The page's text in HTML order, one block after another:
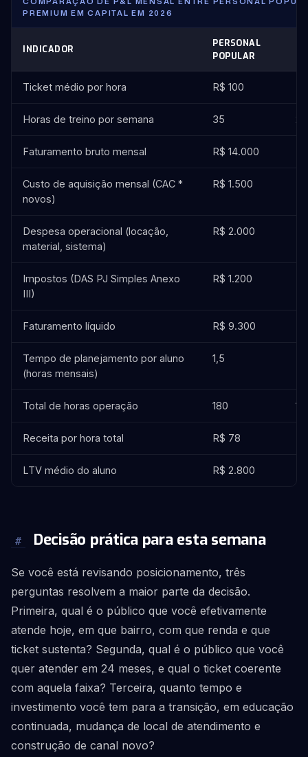
PREMIUM EM CAPITAL EM 2026
INDICADOR
PERSONAL
POPULAR
Ticket médio por hora R$ 100
Horas de treino por semana 35 20
Faturamento bruto mensal R$ 14.000
Custo de aquisição mensal (CAC *
novos)
R$ 1.500
Despesa operacional (locação,
material, sistema)
R$ 2.000
Impostos (DAS PJ Simples Anexo
III)
R$ 1.200
Faturamento líquido R$ 9.300
Tempo de planejamento por aluno
(horas mensais)
1,5
Total de horas operação 180
Receita por hora total R$ 78
LTV médio do aluno R$ 2.800
# Decisão prática para esta semana
Se você está revisando posicionamento, três
perguntas resolvem a maior parte da decisão.
Primeira, qual é o público que você efetivamente
atende hoje, em que bairro, com que renda e que
ticket sustenta? Segunda, qual é o público que você
quer atender em 24 meses, e qual o ticket coerente
com aquela faixa? Terceira, quanto tempo e
investimento você tem para a transição, em educação
continuada, mudança de local de atendimento e
construção de canal novo?